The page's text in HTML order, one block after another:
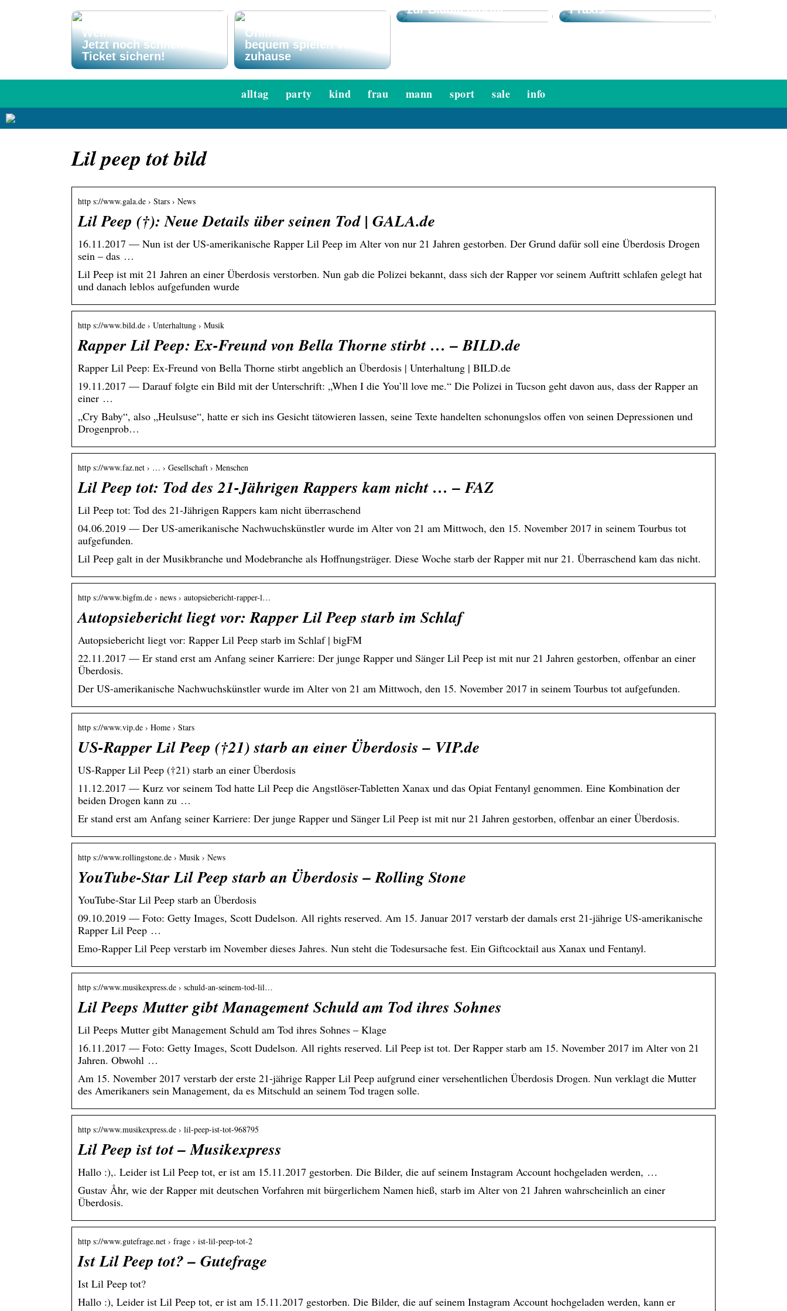
Weihnachtslotterie –
Jetzt noch schnell ein
Ticket sichern!
Online-Casinos –
bequem spielen von
zuhause
zur Blaulichtbrille
Praxis
alltag party kind frau mann sport sale info
Lil peep tot bild
http s://www.gala.de › Stars › News
Lil Peep (†): Neue Details über seinen Tod | GALA.de
16.11.2017 — Nun ist der US-amerikanische Rapper Lil Peep im Alter von nur 21 Jahren gestorben. Der Grund dafür soll eine Überdosis Drogen
sein – das …
Lil Peep ist mit 21 Jahren an einer Überdosis verstorben. Nun gab die Polizei bekannt, dass sich der Rapper vor seinem Auftritt schlafen gelegt hat
und danach leblos aufgefunden wurde
http s://www.bild.de › Unterhaltung › Musik
Rapper Lil Peep: Ex-Freund von Bella Thorne stirbt … – BILD.de
Rapper Lil Peep: Ex-Freund von Bella Thorne stirbt angeblich an Überdosis | Unterhaltung | BILD.de
19.11.2017 — Darauf folgte ein Bild mit der Unterschrift: „When I die You’ll love me.“ Die Polizei in Tucson geht davon aus, dass der Rapper an
einer …
„Cry Baby“, also „Heulsuse“, hatte er sich ins Gesicht tätowieren lassen, seine Texte handelten schonungslos offen von seinen Depressionen und
Drogenprob…
http s://www.faz.net › … › Gesellschaft › Menschen
Lil Peep tot: Tod des 21-Jährigen Rappers kam nicht … – FAZ
Lil Peep tot: Tod des 21-Jährigen Rappers kam nicht überraschend
04.06.2019 — Der US-amerikanische Nachwuchskünstler wurde im Alter von 21 am Mittwoch, den 15. November 2017 in seinem Tourbus tot
aufgefunden.
Lil Peep galt in der Musikbranche und Modebranche als Hoffnungsträger. Diese Woche starb der Rapper mit nur 21. Überraschend kam das nicht.
http s://www.bigfm.de › news › autopsiebericht-rapper-l…
Autopsiebericht liegt vor: Rapper Lil Peep starb im Schlaf
Autopsiebericht liegt vor: Rapper Lil Peep starb im Schlaf | bigFM
22.11.2017 — Er stand erst am Anfang seiner Karriere: Der junge Rapper und Sänger Lil Peep ist mit nur 21 Jahren gestorben, offenbar an einer
Überdosis.
Der US-amerikanische Nachwuchskünstler wurde im Alter von 21 am Mittwoch, den 15. November 2017 in seinem Tourbus tot aufgefunden.
http s://www.vip.de › Home › Stars
US-Rapper Lil Peep (†21) starb an einer Überdosis – VIP.de
US-Rapper Lil Peep (†21) starb an einer Überdosis
11.12.2017 — Kurz vor seinem Tod hatte Lil Peep die Angstlöser-Tabletten Xanax und das Opiat Fentanyl genommen. Eine Kombination der
beiden Drogen kann zu …
Er stand erst am Anfang seiner Karriere: Der junge Rapper und Sänger Lil Peep ist mit nur 21 Jahren gestorben, offenbar an einer Überdosis.
http s://www.rollingstone.de › Musik › News
YouTube-Star Lil Peep starb an Überdosis – Rolling Stone
YouTube-Star Lil Peep starb an Überdosis
09.10.2019 — Foto: Getty Images, Scott Dudelson. All rights reserved. Am 15. Januar 2017 verstarb der damals erst 21-jährige US-amerikanische
Rapper Lil Peep …
Emo-Rapper Lil Peep verstarb im November dieses Jahres. Nun steht die Todesursache fest. Ein Giftcocktail aus Xanax und Fentanyl.
http s://www.musikexpress.de › schuld-an-seinem-tod-lil…
Lil Peeps Mutter gibt Management Schuld am Tod ihres Sohnes
Lil Peeps Mutter gibt Management Schuld am Tod ihres Sohnes – Klage
16.11.2017 — Foto: Getty Images, Scott Dudelson. All rights reserved. Lil Peep ist tot. Der Rapper starb am 15. November 2017 im Alter von 21
Jahren. Obwohl …
Am 15. November 2017 verstarb der erste 21-jährige Rapper Lil Peep aufgrund einer versehentlichen Überdosis Drogen. Nun verklagt die Mutter
des Amerikaners sein Management, da es Mitschuld an seinem Tod tragen solle.
http s://www.musikexpress.de › lil-peep-ist-tot-968795
Lil Peep ist tot – Musikexpress
Hallo :),. Leider ist Lil Peep tot, er ist am 15.11.2017 gestorben. Die Bilder, die auf seinem Instagram Account hochgeladen werden, …
Gustav Åhr, wie der Rapper mit deutschen Vorfahren mit bürgerlichem Namen hieß, starb im Alter von 21 Jahren wahrscheinlich an einer
Überdosis.
http s://www.gutefrage.net › frage › ist-lil-peep-tot-2
Ist Lil Peep tot? – Gutefrage
Ist Lil Peep tot?
Hallo :), Leider ist Lil Peep tot, er ist am 15.11.2017 gestorben. Die Bilder, die auf seinem Instagram Account hochgeladen werden, kann er